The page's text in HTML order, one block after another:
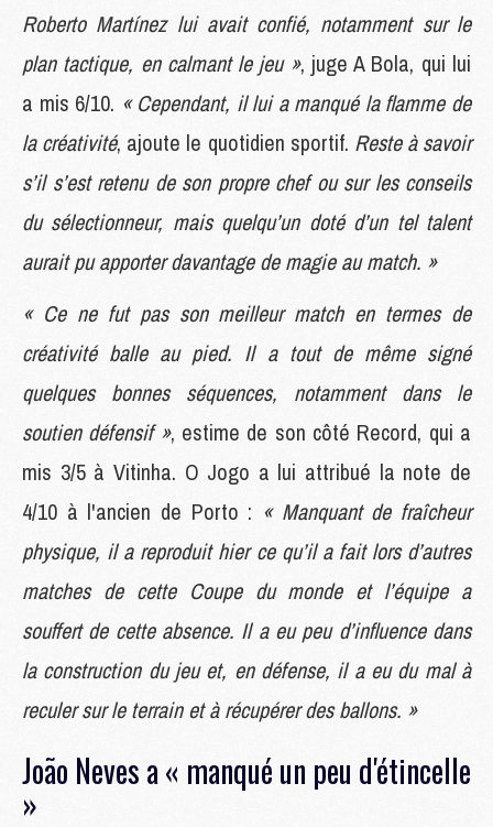
Roberto Martínez lui avait confié, notamment sur le
plan tactique, en calmant le jeu », juge A Bola, qui lui
a mis 6/10. « Cependant, il lui a manqué la flamme de
la créativité, ajoute le quotidien sportif. Reste à savoir
s’il s’est retenu de son propre chef ou sur les conseils
du sélectionneur, mais quelqu’un doté d’un tel talent
aurait pu apporter davantage de magie au match. »
« Ce ne fut pas son meilleur match en termes de
créativité balle au pied. Il a tout de même signé
quelques bonnes séquences, notamment dans le
soutien défensif », estime de son côté Record, qui a
mis 3/5 à Vitinha. O Jogo a lui attribué la note de
4/10 à l'ancien de Porto : « Manquant de fraîcheur
physique, il a reproduit hier ce qu’il a fait lors d’autres
matches de cette Coupe du monde et l’équipe a
souffert de cette absence. Il a eu peu d’influence dans
la construction du jeu et, en défense, il a eu du mal à
reculer sur le terrain et à récupérer des ballons. »
João Neves a « manqué un peu d'étincelle
»